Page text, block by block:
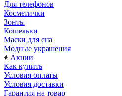
Для телефонов
Косметички
Зонты
Кошельки
Маски для сна
Модные украшения
Акции
Как купить
Условия оплаты
Условия доставки
Гарантия на товар